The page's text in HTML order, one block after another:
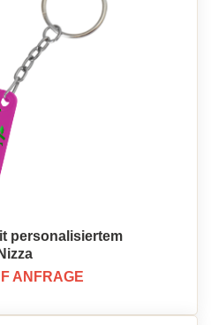
personalisiertem
ANFRAGE